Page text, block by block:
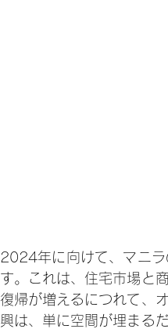
2024年に向けて、マニ
す。これは、住宅市場と
復帰が増えるにつれて、
興は、単に空間が埋まる